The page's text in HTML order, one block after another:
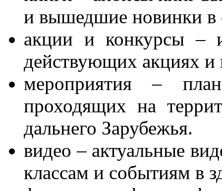
и вышедшие новинки в
акции и конкурсы –
действующих акциях и
мероприятия –
проходящих на
дальнего Зарубежья.
видео – актуальные
классам и событиям в